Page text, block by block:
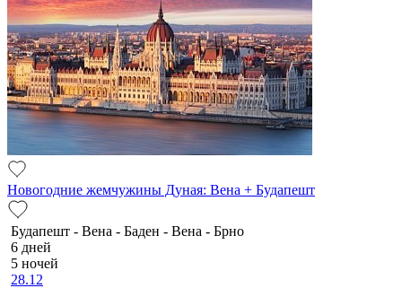
Новогодние жемчужины Дуная: Вена + Будапешт
Будапешт - Вена - Баден - Вена - Брно
6 дней
5 ночей
28.12